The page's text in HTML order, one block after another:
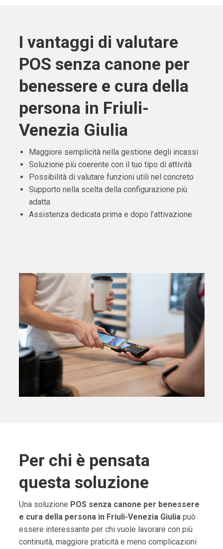
I vantaggi di valutare
POS senza canone per
benessere e cura della
persona in Friuli-
Venezia Giulia
Maggiore semplicità nella gestione degli incassi
Soluzione più coerente con il tuo tipo di attività
Possibilità di valutare funzioni utili nel concreto
Supporto nella scelta della configurazione più
adatta
Assistenza dedicata prima e dopo l’attivazione
Per chi è pensata
questa soluzione
Una soluzione POS senza canone per benessere
e cura della persona in Friuli-Venezia Giuliapuò
essere interessante per chi vuole lavorare con più
continuità, maggiore praticità e meno complicazioni